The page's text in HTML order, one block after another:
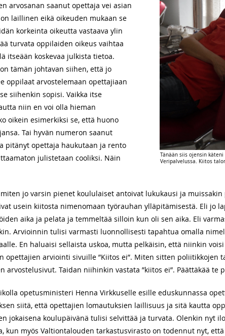
Tänään siis ojensin käteni
Veripalvelussa. Kiitos
arvosanan saanut opettaja vei asian
laillinen eikä oikeuden mukaan se
korkeinta oikeutta vastaava ylin
turvata oppilaiden oikeus vaihtaa
itseään koskevaa julkista tietoa.
tämän johtavan siihen, että jo
oppilaat arvostelemaan opettajiaan
siihenkin sopisi. Vaikka itse
niin en voi olla hieman
oikein esimerkiksi se, että huono
Tai hyvän numeron saanut
pitänyt opettaja haukutaan ja rento
julistetaan cooliksi. Näin
jo varsin pienet koululaiset antoivat lukukausi ja
usein kiitosta nimenomaan työrauhan ylläpitämisestä. Eli jo
aika ja pelata ja temmeltää silloin kun oli sen aika. Eli
Arvioinnin tulisi varmasti luonnollisesti tapahtua omalla
En haluaisi sellaista uskoa, mutta pelkäisin, että niinkin
opettajien arviointi sivuille ”Kiitos ei”. Miten sitten poliitikkojen
arvostelusivut. Taidan niihinkin vastata ”kiitos ei”. Päättäkää te
opetusministeri Henna Virkkuselle esille eduskunnassa
siitä, että opettajien lomautuksien laillisuus ja sitä kautta
jokaisena koulupäivänä tulisi selvittää ja turvata. Olenkin nyt
kun myös Valtiontalouden tarkastusvirasto on todennut nyt,